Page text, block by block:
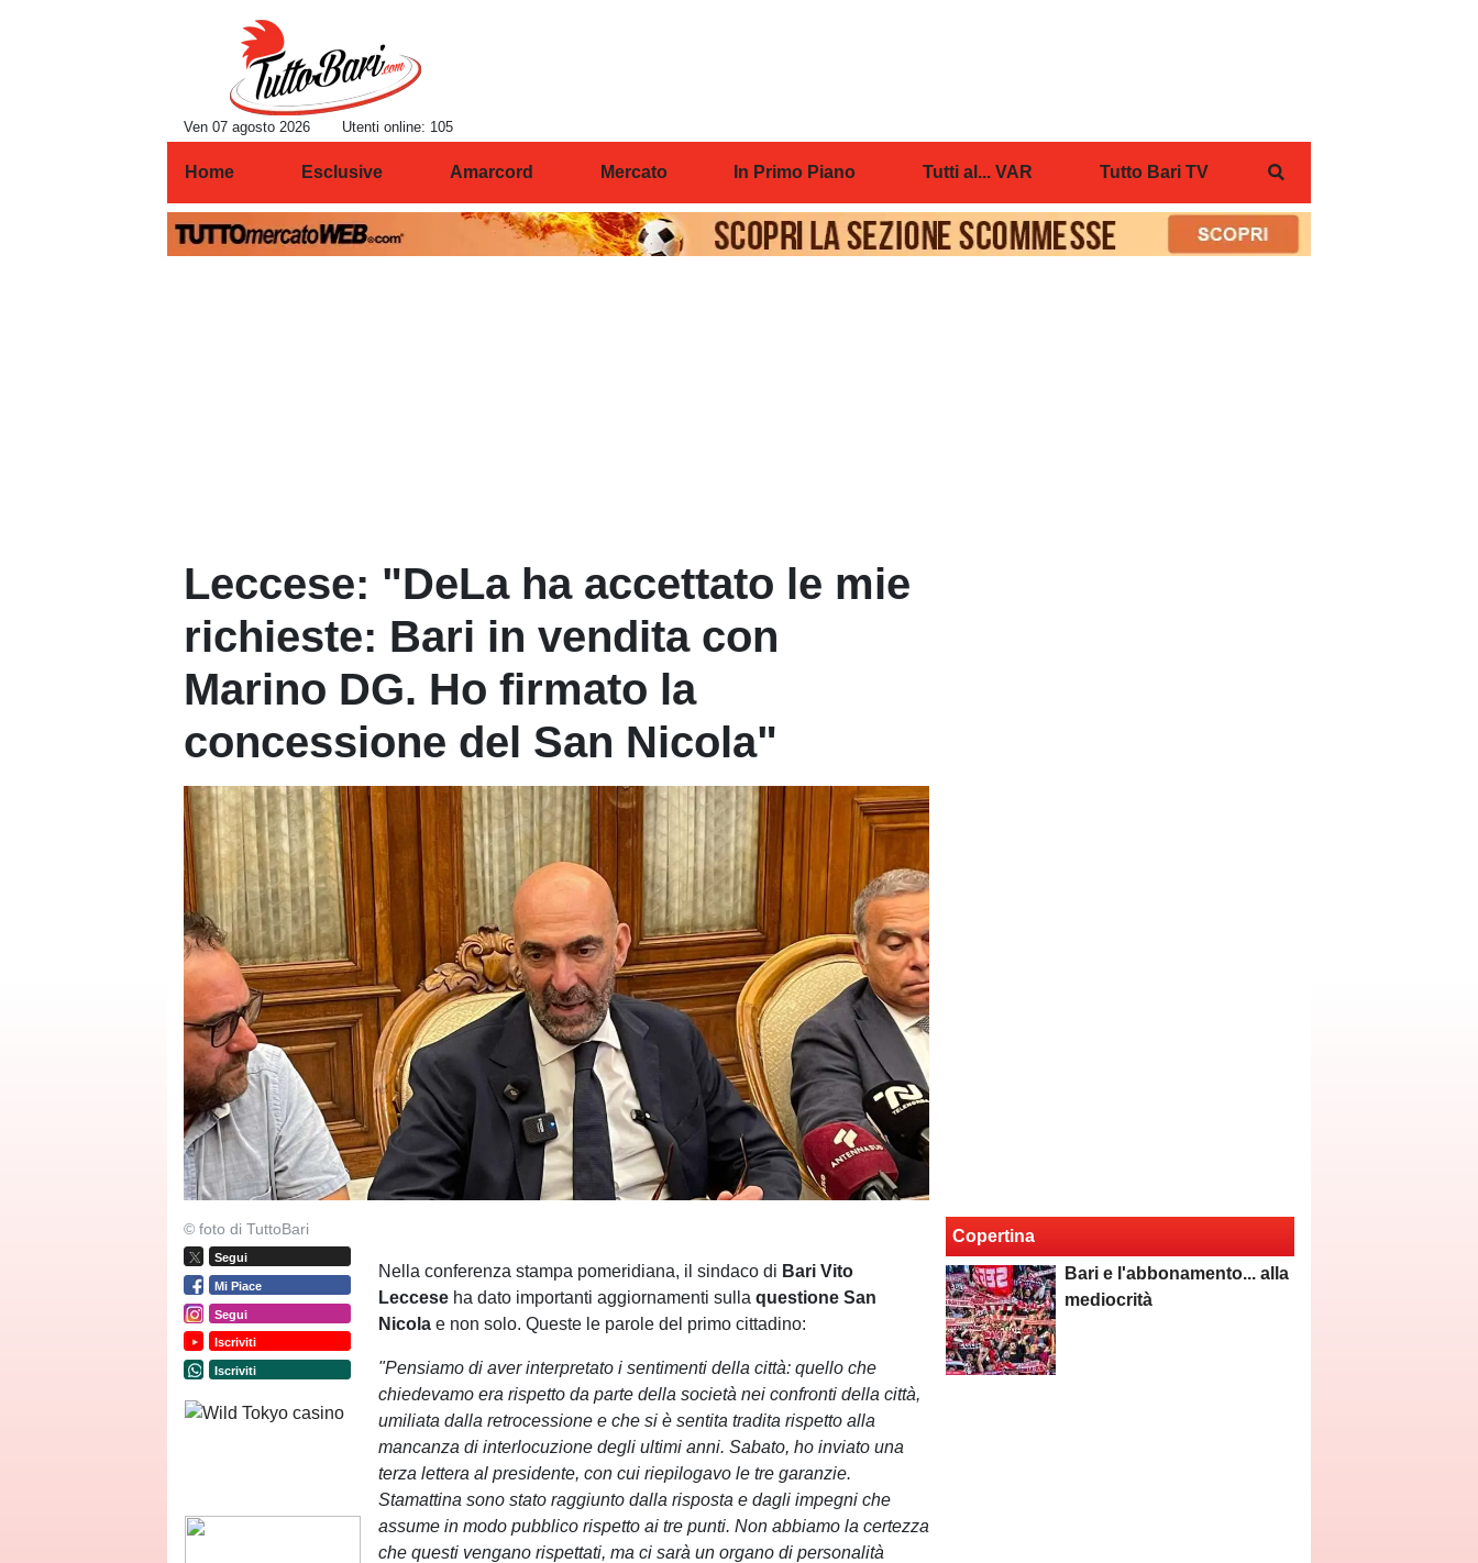
Ven 07 agosto 2026 Utenti online: 105
Home Esclusive Amarcord Mercato In Primo Piano Tutti al... VAR Tutto Bari TV
Leccese: "DeLa ha accettato le mie
richieste: Bari in vendita con
Marino DG. Ho firmato la
concessione del San Nicola"
© foto di TuttoBari
Segui
Mi Piace
Segui
Iscriviti
Iscriviti
Nella conferenza stampa pomeridiana, il sindaco di Bari Vito
Leccese ha dato importanti aggiornamenti sullaquestione San
Nicola e non solo. Queste le parole del primo cittadino:
"Pensiamo di aver interpretato i sentimenti della città: quello che
chiedevamo era rispetto da parte della società nei confronti della città,
umiliata dalla retrocessione e che si è sentita tradita rispetto alla
mancanza di interlocuzione degli ultimi anni. Sabato, ho inviato una
terza lettera al presidente, con cui riepilogavo le tre garanzie.
Stamattina sono stato raggiunto dalla risposta e dagli impegni che
assume in modo pubblico rispetto ai tre punti. Non abbiamo la certezza
che questi vengano rispettati, ma ci sarà un organo di personalità
Copertina
Bari e l'abbonamento... alla
mediocrità